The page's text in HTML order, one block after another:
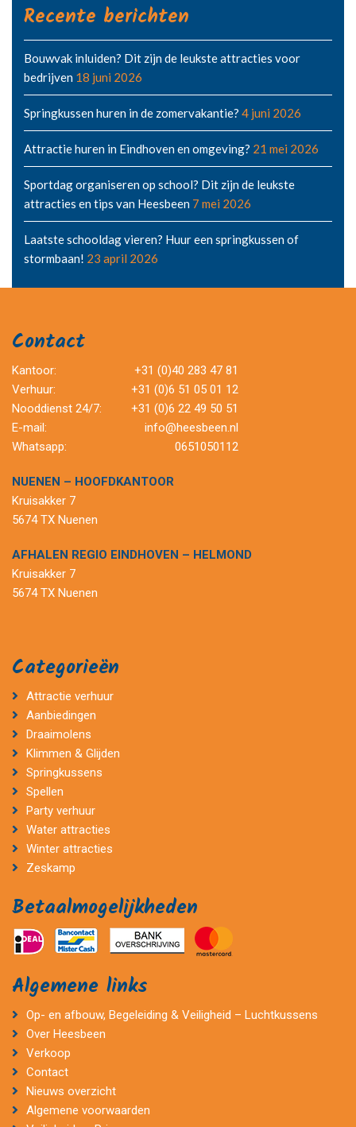
Recente berichten
Bouwvak inluiden? Dit zijn de leukste attracties voor
bedrijven 18 juni 2026
Springkussen huren in de zomervakantie? 4 juni 2026
Attractie huren in Eindhoven en omgeving? 21 mei 2026
Sportdag organiseren op school? Dit zijn de leukste
attracties en tips van Heesbeen 7 mei 2026
Laatste schooldag vieren? Huur een springkussen of
stormbaan! 23 april 2026
Contact
Kantoor:
+31 (0)40 283 47 81
Verhuur:
+31 (0)6 51 05 01 12
Nooddienst 24/7:
+31 (0)6 22 49 50 51
E-mail:
info@heesbeen.nl
Whatsapp:
0651050112
NUENEN – HOOFDKANTOOR
Kruisakker 7
5674 TX Nuenen
AFHALEN REGIO EINDHOVEN – HELMOND
Kruisakker 7
5674 TX Nuenen
Categorieën
Attractie verhuur
Aanbiedingen
Draaimolens
Klimmen & Glijden
Springkussens
Spellen
Party verhuur
Water attracties
Winter attracties
Zeskamp
Betaalmogelijkheden
Algemene links
Op- en afbouw, Begeleiding & Veiligheid – Luchtkussens
Over Heesbeen
Verkoop
Contact
Nieuws overzicht
Algemene voorwaarden